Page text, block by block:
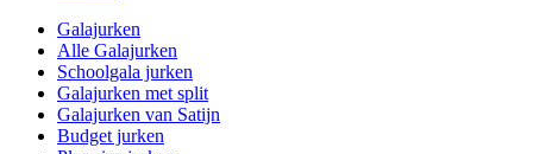
Galajurken
Alle Galajurken
Schoolgala jurken
Galajurken met split
Galajurken van Satijn
Budget jurken